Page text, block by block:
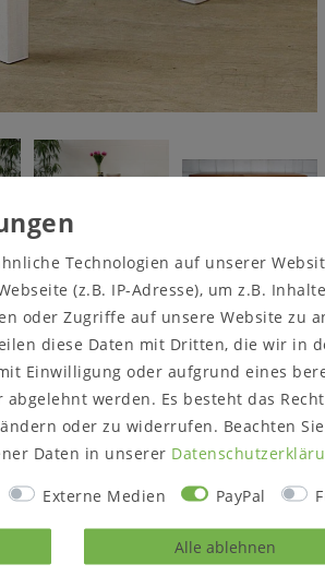
angegeben - nicht zum Lieferumfang.
Produktbewertung
nach
Technologien auf unserer
(z.B. IP-Adresse), um z.B.
oder Zugriffe auf unsere Website zu
diese Daten mit Dritten, die wir in
Einwilligung oder aufgrund eines
werden. Es besteht das
oder zu widerrufen. Beachten
Daten in unserer
Externe Medien PayPal
Alle ablehnen